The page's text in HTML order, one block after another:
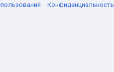
Конфиденциальность